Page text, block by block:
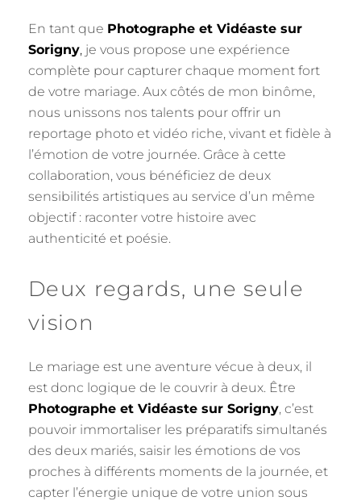
En tant que Photographe et Vidéaste sur
Sorigny, je vous propose une expérience
complète pour capturer chaque moment fort
de votre mariage. Aux côtés de mon binôme,
nous unissons nos talents pour offrir un
reportage photo et vidéo riche, vivant et fidèle à
l’émotion de votre journée. Grâce à cette
collaboration, vous bénéficiez de deux
sensibilités artistiques au service d’un même
objectif : raconter votre histoire avec
authenticité et poésie.
Deux regards, une seule
vision
Le mariage est une aventure vécue à deux, il
est donc logique de le couvrir à deux. Être
Photographe et Vidéaste sur Sorigny, c’est
pouvoir immortaliser les préparatifs simultanés
des deux mariés, saisir les émotions de vos
proches à différents moments de la journée, et
capter l’énergie unique de votre union sous